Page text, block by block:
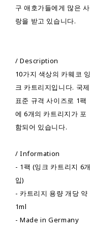
구 애호가들에게 많은 사
랑을 받고 있습니다.
/ Description
10가지 색상의 카웨코 잉
크 카트리지입니다. 국제
표준 규격 사이즈로 1팩
에 6개의 카트리지가 포
함되어 있습니다.
/ Information
- 1팩 (잉크 카트리지 6개
입)
- 카트리지 용량 개당 약
1ml
- Made in Germany